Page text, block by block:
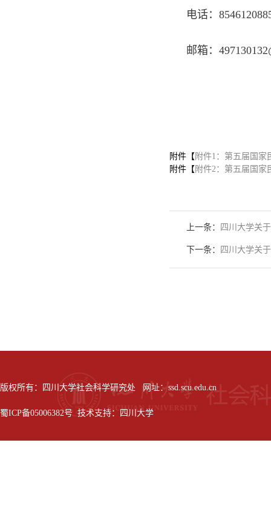
电话：
邮箱：
附件【 附件1：第五届国家
附件【 附件2：第五届国家
上一条： 四川大学关
下一条： 四川大学关
版权所有：四川大学社会科学研究处 网址：ssd.scu.edu.cn
蜀ICP备05006382号 技术支持：四川大学